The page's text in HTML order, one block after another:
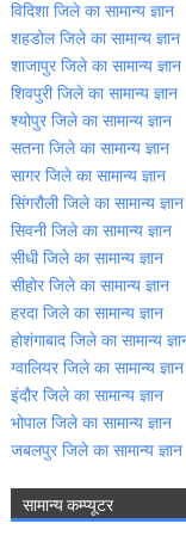
विदिशा जिले का सामान्‍य ज्ञान
शहडोल जिले का सामान्‍य ज्ञान
शाजापुर जिले का सामान्‍य ज्ञान
शिवपुरी जिले का सामान्‍य ज्ञान
श्‍योपुर जिले का सामान्‍य ज्ञान
सतना जिले का सामान्‍य ज्ञान
सागर जिले का सामान्‍य ज्ञान
सिंगरौली जिले का सामान्‍य ज्ञान
सिवनी जिले का सामान्‍य ज्ञान
सीधी जिले का सामान्‍य ज्ञान
सीहोर जिले का सामान्‍य ज्ञान
हरदा जिले का सामान्‍य ज्ञान
होशंगाबाद जिले का सामान्‍य
ग्‍वालियर जिले का सामान्‍य ज्ञान
इंदौर जिले का सामान्‍य ज्ञान
भोपाल जिले का सामान्‍य ज्ञान
जबलपुर जिले का सामान्‍य ज्ञान
सामान्‍य कम्‍प्‍यूटर